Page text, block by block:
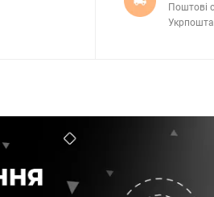
Поштові
Укрпошта